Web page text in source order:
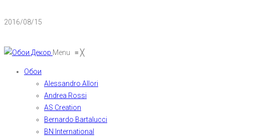
2016/08/15
Menu ≡╳
Обои
Alessandro Allori
Andrea Rossi
AS Creation
Bernardo Bartalucci
BN International